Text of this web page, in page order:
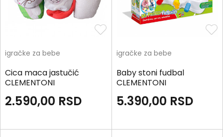
igračke za bebe
Cica maca jastučić
CLEMENTONI
2.590,00 RSD
igračke za bebe
Baby stoni fudbal
CLEMENTONI
5.390,00 RSD